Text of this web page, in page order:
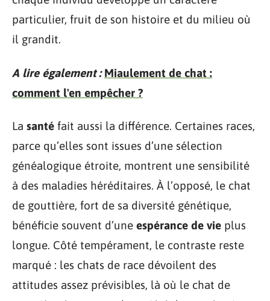
particulier, fruit de son histoire et du milieu où
il grandit.
A lire également : Miaulement de chat :
comment l'en empêcher ?
La santé fait aussi la différence. Certaines races,
parce qu’elles sont issues d’une sélection
généalogique étroite, montrent une sensibilité
à des maladies héréditaires. À l’opposé, le chat
de gouttière, fort de sa diversité génétique,
bénéficie souvent d’une espérance de vie plus
longue. Côté tempérament, le contraste reste
marqué : les chats de race dévoilent des
attitudes assez prévisibles, là où le chat de